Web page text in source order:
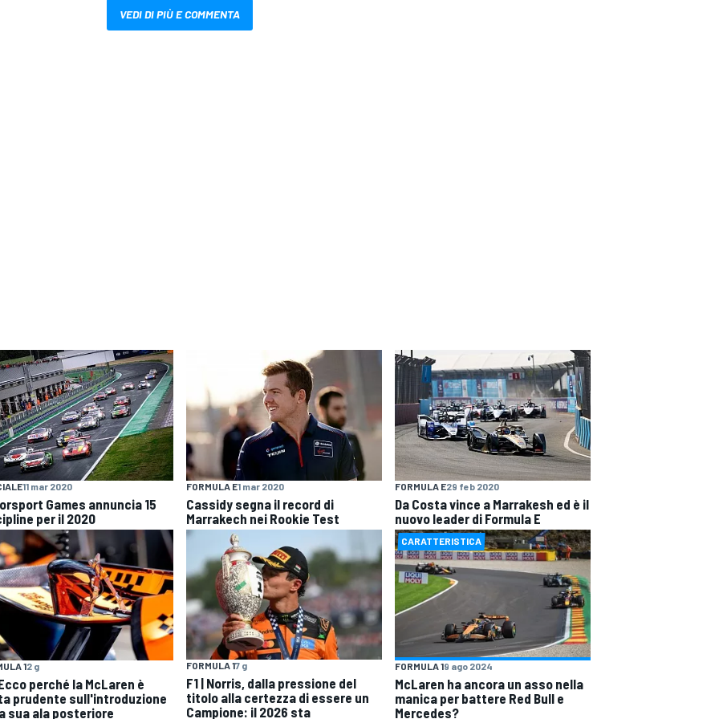
VEDI DI PIÙ E COMMENTA
11 mar 2020
Games annuncia 15
per il 2020
FORMULA E1 mar 2020
Cassidy segna il record di
Marrakech nei Rookie Test
FORMULA E29 feb 2020
Da Costa vince a Marrakesh ed è il
nuovo leader di Formula E
12 g
perché la McLaren è
prudente sull'introduzione
sua ala posteriore
FORMULA 17 g
F1 | Norris, dalla pressione del
titolo alla certezza di essere un
Campione: il 2026 sta
CARATTERISTICA
FORMULA 19 ago 2024
McLaren ha ancora un asso nella
manica per battere Red Bull e
Mercedes?